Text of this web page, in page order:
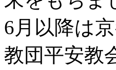
6月以降は
教団平安教